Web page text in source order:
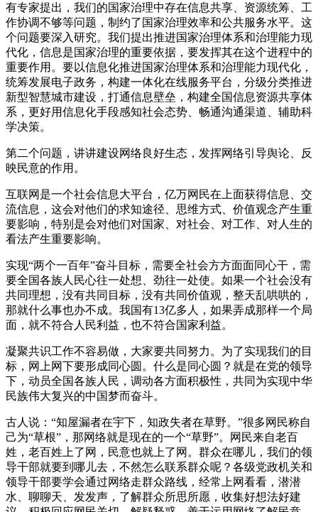
有专家提出，我们的国家治理中存在信息共享、资源统筹、工
作协调不够等问题，制约了国家治理效率和公共服务水平。这
个问题要深入研究。我们提出推进国家治理体系和治理能力现
代化，信息是国家治理的重要依据，要发挥其在这个进程中的
重要作用。要以信息化推进国家治理体系和治理能力现代化，
统筹发展电子政务，构建一体化在线服务平台，分级分类推进
新型智慧城市建设，打通信息壁垒，构建全国信息资源共享体
系，更好用信息化手段感知社会态势、畅通沟通渠道、辅助科
学决策。
第二个问题，讲讲建设网络良好生态，发挥网络引导舆论、反
映民意的作用。
互联网是一个社会信息大平台，亿万网民在上面获得信息、交
流信息，这会对他们的求知途径、思维方式、价值观念产生重
要影响，特别是会对他们对国家、对社会、对工作、对人生的
看法产生重要影响。
实现“两个一百年”奋斗目标，需要全社会方方面面同心干，需
要全国各族人民心往一处想、劲往一处使。如果一个社会没有
共同理想，没有共同目标，没有共同价值观，整天乱哄哄的，
那就什么事也办不成。我国有13亿多人，如果弄成那样一个局
面，就不符合人民利益，也不符合国家利益。
凝聚共识工作不容易做，大家要共同努力。为了实现我们的目
标，网上网下要形成同心圆。什么是同心圆？就是在党的领导
下，动员全国各族人民，调动各方面积极性，共同为实现中华
民族伟大复兴的中国梦而奋斗。
古人说：“知屋漏者在宇下，知政失者在草野。”很多网民称自
己为“草根”，那网络就是现在的一个“草野”。网民来自老百
姓，老百姓上了网，民意也就上了网。群众在哪儿，我们的领
导干部就要到哪儿去，不然怎么联系群众呢？各级党政机关和
领导干部要学会通过网络走群众路线，经常上网看看，潜潜
水、聊聊天、发发声，了解群众所思所愿，收集好想法好建